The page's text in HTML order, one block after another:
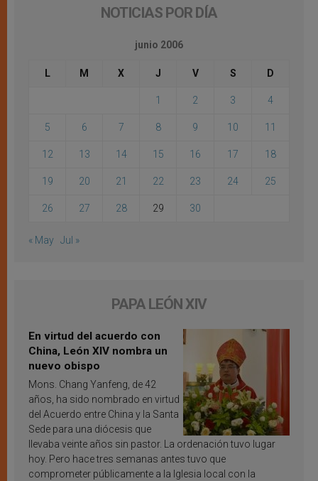
NOTICIAS POR DÍA
junio 2006
L M X J V S D
1 2 3 4
5 6 7 8 9 10 11
12 13 14 15 16 17 18
19 20 21 22 23 24 25
26 27 28 29 30
« May Jul »
PAPA LEÓN XIV
En virtud del acuerdo con
China, León XIV nombra un
nuevo obispo
Mons. Chang Yanfeng, de 42
años, ha sido nombrado en virtud
del Acuerdo entre China y la Santa
Sede para una diócesis que
llevaba veinte años sin pastor. La ordenación tuvo lugar
hoy. Pero hace tres semanas antes tuvo que
comprometer públicamente a la Iglesia local con la